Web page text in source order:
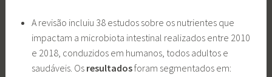
A revisão incluiu 38 estudos sobre os nutrientes que
impactam a microbiota intestinal realizados entre 2010
e 2018, conduzidos em humanos, todos adultos e
saudáveis. Os resultadosforam segmentados em: